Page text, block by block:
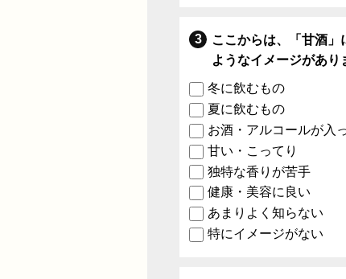
ここからは、「甘酒
ようなイメージがあり
冬に飲むもの
夏に飲むもの
お酒・アルコールが入
甘い・こってり
独特な香りが苦手
健康・美容に良い
あまりよく知らない
特にイメージがない